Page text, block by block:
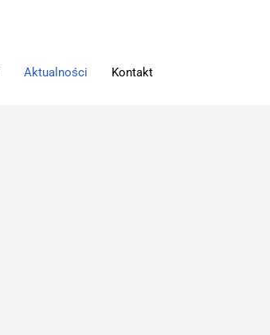
Aktualności Kontakt